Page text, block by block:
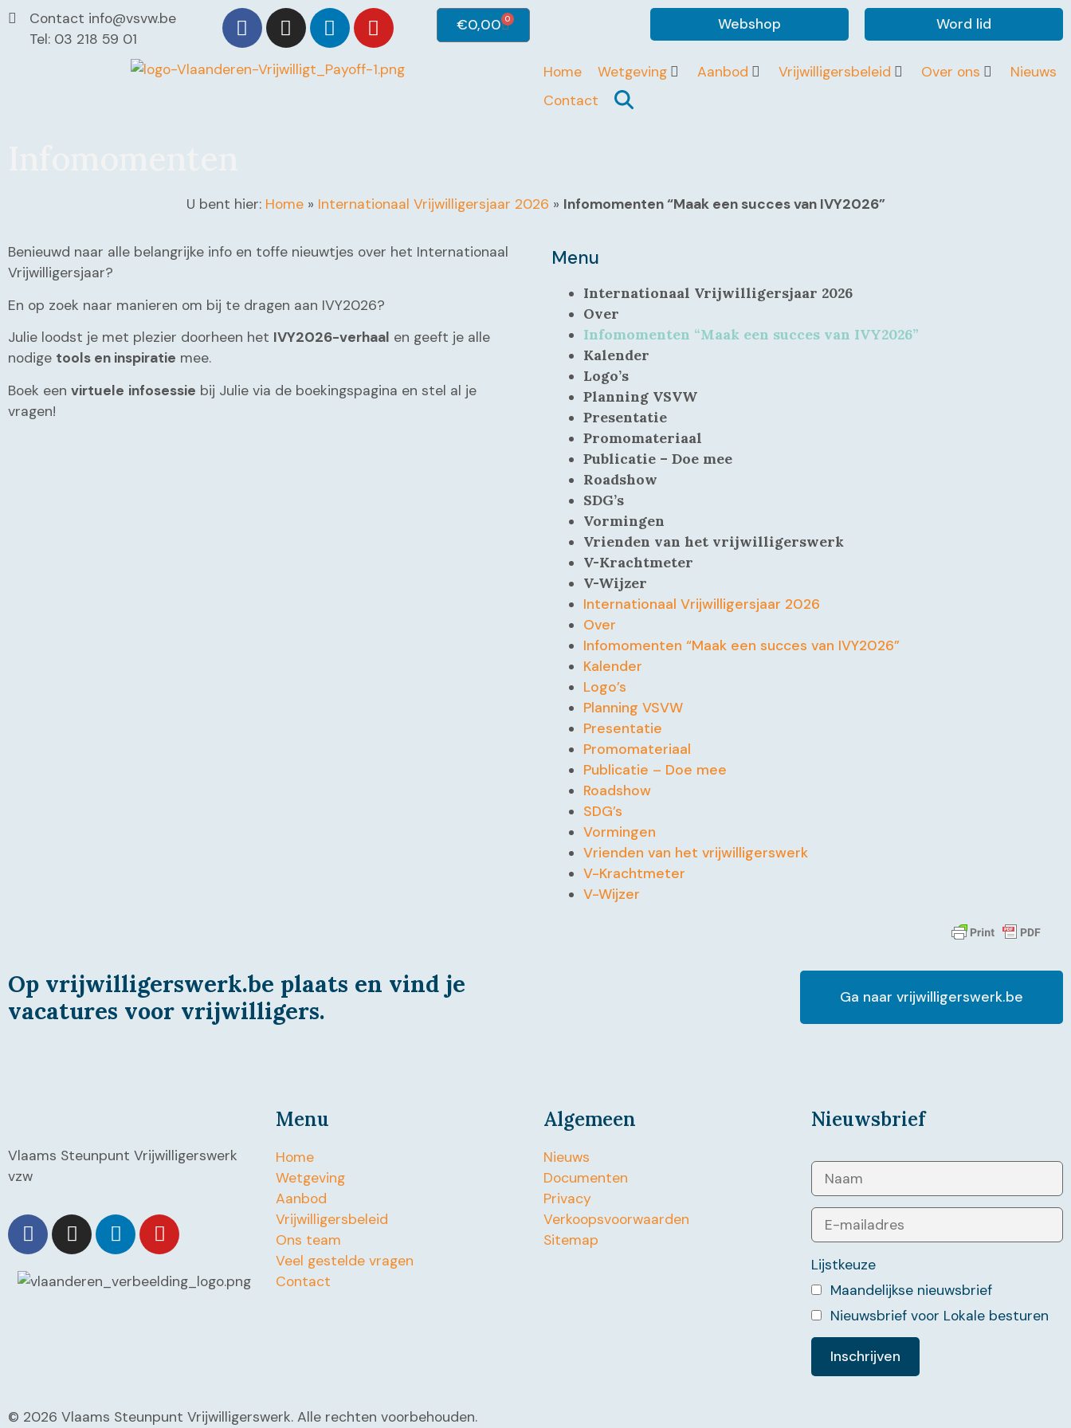
Contact info@vsvw.be
Tel: 03 218 59 01
€0,00 0 Webshop Word lid
Home Wetgeving Aanbod Vrijwilligersbeleid Over ons
Nieuws
Contact
U bent hier: Home» Internationaal Vrijwilligersjaar 2026 » Infomomenten “Maak een succes van IVY2026”
Benieuwd naar alle belangrijke info en toffe nieuwtjes over het Internationaal
Vrijwilligersjaar?
En op zoek naar manieren om bij te dragen aan IVY2026?
Julie loodst je met plezier doorheen het IVY2026-verhaal en geeft je alle
nodige tools en inspiratie mee.
Boek een virtuele infosessie bij Julie via de boekingspagina en stel al je
vragen!
Menu
Internationaal Vrijwilligersjaar 2026
Over
Infomomenten “Maak een succes van IVY2026”
Kalender
Logo’s
Planning VSVW
Presentatie
Promomateriaal
Publicatie – Doe mee
Roadshow
SDG’s
Vormingen
Vrienden van het vrijwilligerswerk
V-Krachtmeter
V-Wijzer
Internationaal Vrijwilligersjaar 2026
Over
Infomomenten “Maak een succes van IVY2026”
Kalender
Logo’s
Planning VSVW
Presentatie
Promomateriaal
Publicatie – Doe mee
Roadshow
SDG’s
Vormingen
Vrienden van het vrijwilligerswerk
V-Krachtmeter
V-Wijzer
Op vrijwilligerswerk.be plaats en vind je
vacatures voor vrijwilligers.
Ga naar vrijwilligerswerk.be
Vlaams Steunpunt Vrijwilligerswerk
vzw
Menu
Home
Wetgeving
Aanbod
Vrijwilligersbeleid
Ons team
Veel gestelde vragen
Contact
Algemeen
Nieuws
Documenten
Privacy
Verkoopsvoorwaarden
Sitemap
Nieuwsbrief
Lijstkeuze
Maandelijkse nieuwsbrief
Nieuwsbrief voor Lokale besturen
© 2026 Vlaams Steunpunt Vrijwilligerswerk. Alle rechten voorbehouden.